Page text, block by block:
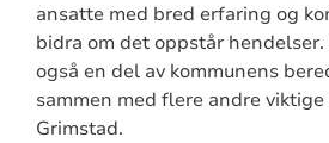
ansatte med bred erfaring og
bidra om det oppstår
også en del av kommunens
sammen med flere andre
Grimstad.